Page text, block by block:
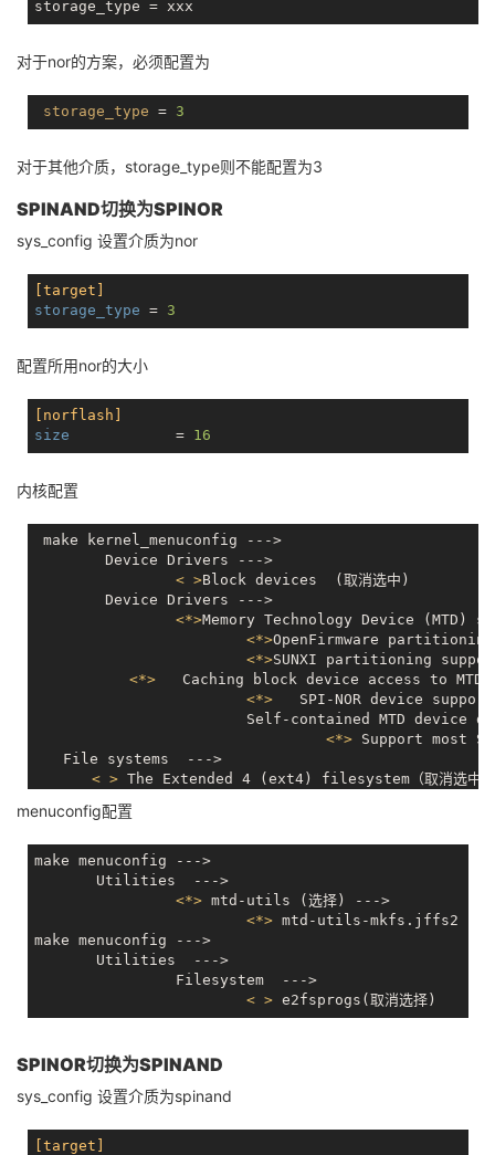
对于nor的方案，必须配置为
storage_type = 3
对于其他介质，storage_type则不能配置为3
SPINAND切换为SPINOR
sys_config 设置介质为nor
[target]
storage_type = 3
配置所用nor的大小
[norflash]
size
		=
16
内核配置
make kernel_menuconfig --->
< >Block devices  (取消选中)
<*>Memory Technology Device (MTD)
<*>OpenFirmware
<*>SUNXI partitioning
<*>
Caching block device access to MTD
<*>
SPI-NOR device support
<*> Support most
File systems  --->
< > The Extended 4 (ext4) filesystem（取消选中）
[*] Miscellaneous filesystems  --->
[*] Enable the block layer  --->
menuconfig配置
make menuconfig --->
       Utilities  --->
<*> mtd-utils (选择) --->
<*> mtd-utils-mkfs.jffs2
make menuconfig --->
       Utilities  --->
                Filesystem  --->
< >
SPINOR切换为SPINAND
sys_config 设置介质为spinand
[target]